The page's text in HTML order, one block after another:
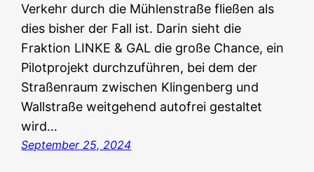
Verkehr durch die Mühlenstraße fließen als
dies bisher der Fall ist. Darin sieht die
Fraktion LINKE & GAL die große Chance, ein
Pilotprojekt durchzuführen, bei dem der
Straßenraum zwischen Klingenberg und
Wallstraße weitgehend autofrei gestaltet
wird…
September 25, 2024